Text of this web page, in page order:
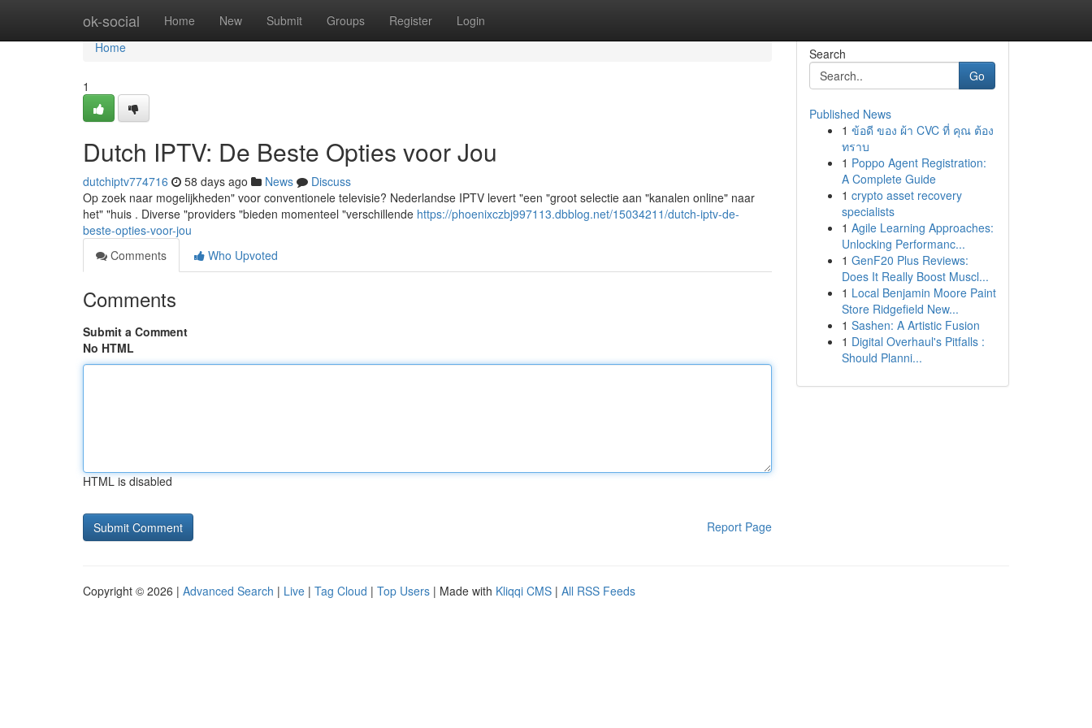
ok-social Home New Submit Groups Register Login
Home
Home
1
Dutch IPTV: De Beste Opties voor Jou
dutchiptv774716 58 days ago News
Discuss
Op zoek naar mogelijkheden" voor conventionele televisie? Nederlandse IPTV levert "een "groot selectie aan "kanalen online" naar
het" "huis . Diverse "providers "bieden momenteel "verschillende https://phoenixczbj997113.dbblog.net/15034211/dutch-iptv-de-
beste-opties-voor-jou
Comments
Who Upvoted
Comments
Submit a Comment
No HTML
HTML is disabled
Report Page
Search
Go
Published News
1 ข้อดี ของ ผ้า CVC ที่ คุณ ต้อง
ทราบ
1 Poppo Agent Registration:
A Complete Guide
1 crypto asset recovery
specialists
1 Agile Learning Approaches:
Unlocking Performanc...
1 GenF20 Plus Reviews:
Does It Really Boost Muscl...
1 Local Benjamin Moore Paint
Store Ridgefield New...
1 Sashen: A Artistic Fusion
1 Digital Overhaul's Pitfalls :
Should Planni...
Copyright © 2026 | Advanced Search | Live | Tag Cloud | Top Users | Made with Kliqqi CMS | All RSS Feeds